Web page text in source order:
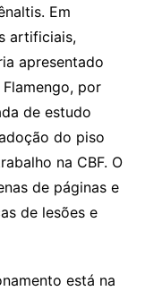
Em
artificiais,
apresentado
por
de estudo
do piso
na CBF. O
de páginas e
de lesões e
está na